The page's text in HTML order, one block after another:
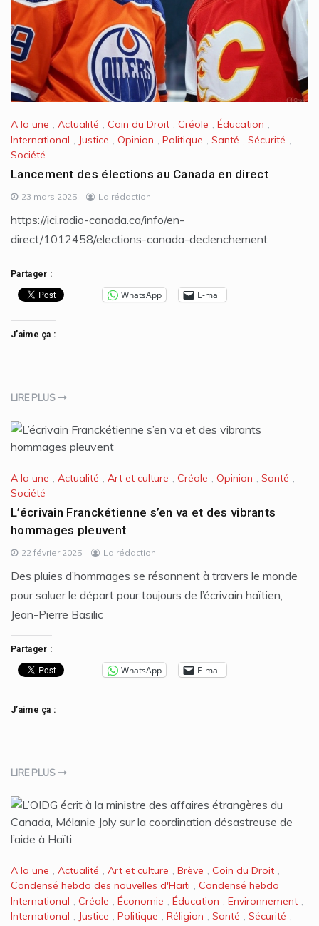
A la une , Actualité , Coin du Droit , Créole , Éducation ,
International , Justice , Opinion , Politique , Santé , Sécurité ,
Société
Lancement des élections au Canada en direct
23 mars 2025 La rédaction
https://ici.radio-canada.ca/info/en-
direct/1012458/elections-canada-declenchement
Partager :
WhatsApp E-mail
J’aime ça :
LIRE PLUS
A la une , Actualité , Art et culture , Créole , Opinion , Santé ,
Société
L’écrivain Franckétienne s’en va et des vibrants
hommages pleuvent
22 février 2025 La rédaction
Des pluies d’hommages se résonnent à travers le monde
pour saluer le départ pour toujours de l’écrivain haïtien,
Jean-Pierre Basilic
Partager :
WhatsApp E-mail
J’aime ça :
LIRE PLUS
A la une , Actualité , Art et culture , Brève , Coin du Droit ,
Condensé hebdo des nouvelles d'Haiti , Condensé hebdo
International , Créole , Économie , Éducation , Environnement ,
International , Justice , Politique , Réligion , Santé , Sécurité ,